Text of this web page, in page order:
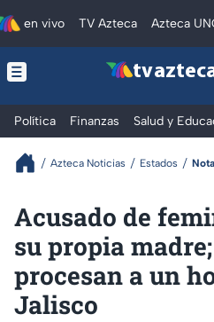
en vivo TV Azteca Azteca
tv
Política Finanzas Salud y
Azteca Noticias Estados Nota
Acusado de
su propia
procesan a un
Jalisco